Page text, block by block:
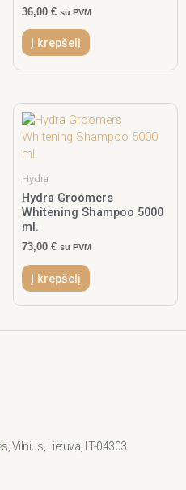
36,00 € su PVM
Į krepšelį
Hydra
Hydra Groomers
Whitening Shampoo 5000
ml.
73,00 € su PVM
Į krepšelį
Vilnius, Lietuva, LT-04303